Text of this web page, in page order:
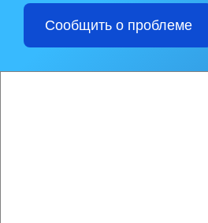
Сообщить о проблеме